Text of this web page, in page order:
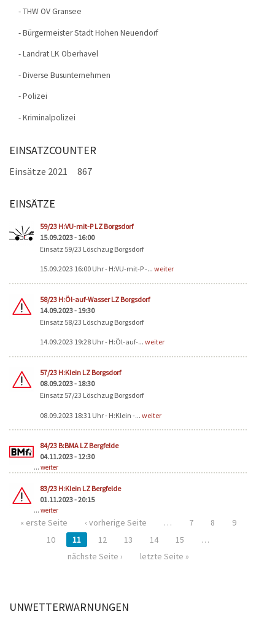
- THW OV Gransee
- Bürgermeister Stadt Hohen Neuendorf
- Landrat LK Oberhavel
- Diverse Busunternehmen
- Polizei
- Kriminalpolizei
EINSATZCOUNTER
Einsätze 2021 867
EINSÄTZE
59/23 H:VU-mit-P LZ Borgsdorf
15.09.2023 - 16:00
Einsatz 59/23 Löschzug Borgsdorf
15.09.2023 16:00 Uhr - H:VU-mit-P -... weiter
58/23 H:Öl-auf-Wasser LZ Borgsdorf
14.09.2023 - 19:30
Einsatz 58/23 Löschzug Borgsdorf
14.09.2023 19:28 Uhr - H:Öl-auf-... weiter
57/23 H:Klein LZ Borgsdorf
08.09.2023 - 18:30
Einsatz 57/23 Löschzug Borgsdorf
08.09.2023 18:31 Uhr - H:Klein -... weiter
84/23 B:BMA LZ Bergfelde
04.11.2023 - 12:30
... weiter
83/23 H:Klein LZ Bergfelde
01.11.2023 - 20:15
... weiter
Seiten
« erste Seite ‹ vorherige Seite … 7 8
9
10
11 12 13 14 15
…
nächste Seite ›
letzte Seite »
UNWETTERWARNUNGEN